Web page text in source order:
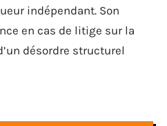
indépendant. Son
en cas de litige sur la
désordre structurel